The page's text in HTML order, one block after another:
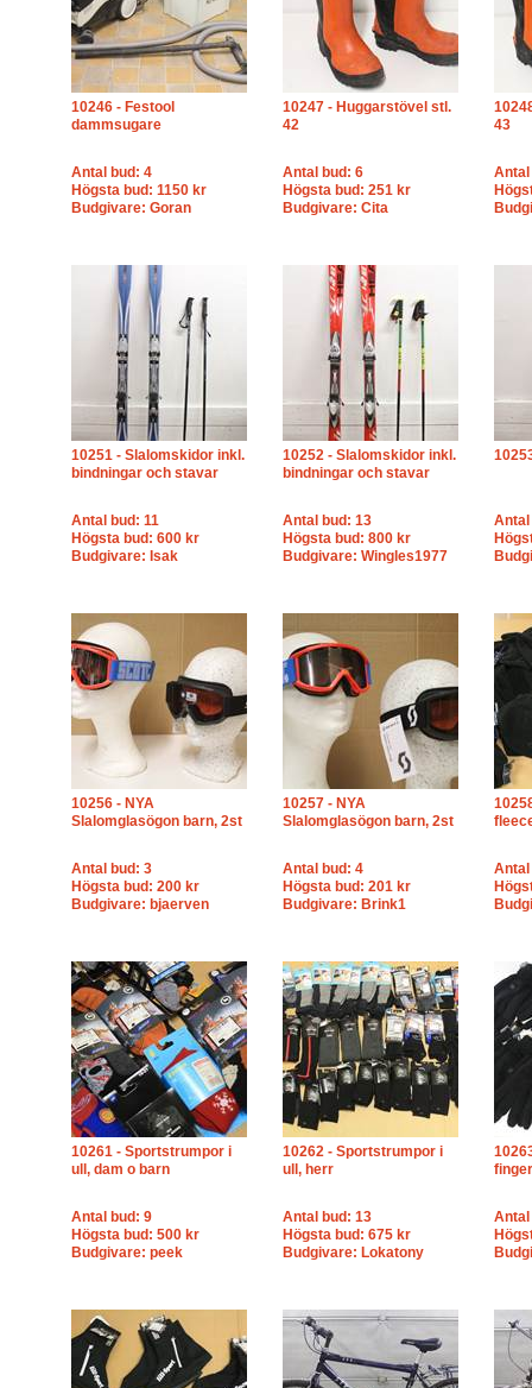
10246 - Festool
dammsugare
Antal bud: 4
Högsta bud: 1150 kr
Budgivare: Goran
10247 - Huggarstövel stl.
42
Antal bud: 6
Högsta bud: 251 kr
Budgivare: Cita
43
Antal
10251 - Slalomskidor inkl.
bindningar och stavar
Antal bud: 11
Högsta bud: 600 kr
Budgivare: Isak
10252 - Slalomskidor inkl.
bindningar och stavar
Antal bud: 13
Högsta bud: 800 kr
Budgivare: Wingles1977
Antal
10256 - NYA
Slalomglasögon barn, 2st
Antal bud: 3
Högsta bud: 200 kr
Budgivare: bjaerven
10257 - NYA
Slalomglasögon barn, 2st
Antal bud: 4
Högsta bud: 201 kr
Budgivare: Brink1
Antal
10261 - Sportstrumpor i
ull, dam o barn
Antal bud: 9
Högsta bud: 500 kr
Budgivare: peek
10262 - Sportstrumpor i
ull, herr
Antal bud: 13
Högsta bud: 675 kr
Budgivare: Lokatony
Antal